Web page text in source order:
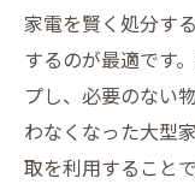
家電を賢く処分す
するのが最適です
プし、必要のない
わなくなった大型
取を利用すること